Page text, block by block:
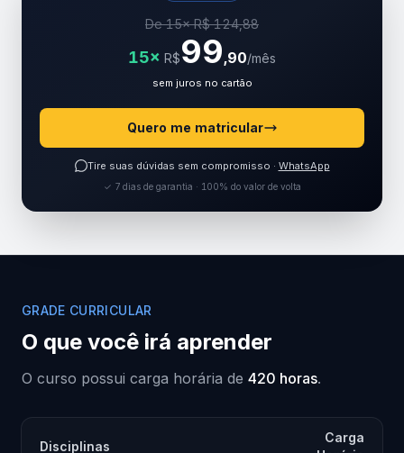
De 15× R$ 124,88
15× R$99,90/mês
sem juros no cartão
Quero me matricular
Tire suas dúvidas sem compromisso · WhatsApp
✓ 7 dias de garantia · 100% do valor de volta
GRADE CURRICULAR
O que você irá aprender
O curso possui carga horária de 420 horas.
Disciplinas
Carga